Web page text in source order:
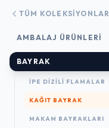
TÜM KOLEKSIYONLAR
AMBALAJ ÜRÜNLERI
BAYRAK
İPE DİZİLİ FLAMALAR
KAĞIT BAYRAK
MAKAM BAYRAKLARI